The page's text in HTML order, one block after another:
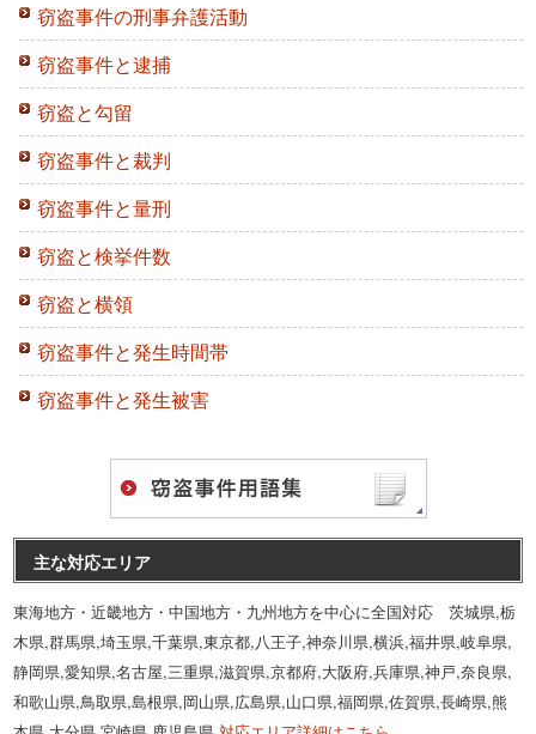
窃盗事件の刑事弁護活動
窃盗事件と逮捕
窃盗と勾留
窃盗事件と裁判
窃盗事件と量刑
窃盗と検挙件数
窃盗と横領
窃盗事件と発生時間帯
窃盗事件と発生被害
主な対応エリア
東海地方・近畿地方・中国地方・九州地方を中心に全国対応 茨城県,栃
木県,群馬県,埼玉県,千葉県,東京都,八王子,神奈川県,横浜,福井県,岐阜県,
静岡県,愛知県,名古屋,三重県,滋賀県,京都府,大阪府,兵庫県,神戸,奈良県,
和歌山県,鳥取県,島根県,岡山県,広島県,山口県,福岡県,佐賀県,長崎県,熊